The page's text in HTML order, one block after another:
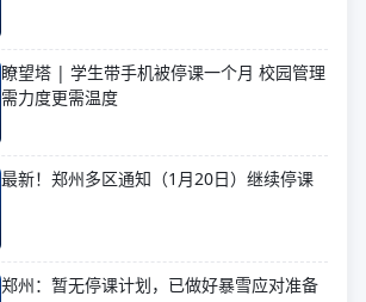
瞭望塔 | 学生带手机被停课一个月 校园管理
需力度更需温度
最新！郑州多区通知（1月20日）继续停课
郑州：暂无停课计划，已做好暴雪应对准备